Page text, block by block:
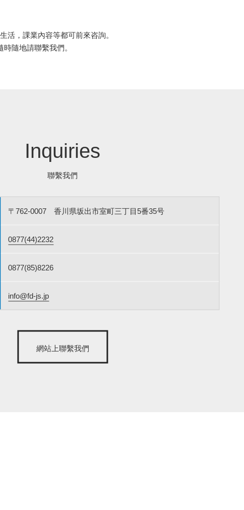
活，課業內容等都可前來咨詢。
隨地請聯繫我們。
Inquiries
聯繫我們
〒762-0007 香川県坂出市室町三丁目5番35号
0877(44)2232
0877(85)8226
info@fd-js.jp
網站上聯繫我們